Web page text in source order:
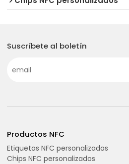
Suscríbete al boletín
Productos NFC
Etiquetas NFC personalizadas
Chips NFC personalizados